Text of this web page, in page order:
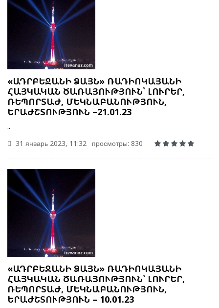
«ԱԴՐԲԵՋԱՆԻ ՁԱՅՆ» ՌԱԴԻՈԿԱՅԱՆԻ
ՀԱՅԿԱԿԱՆ ԾԱՌԱՅՈՒԹՅՈՒՆ՝ ԼՈՒՐԵՐ,
ՌԵՊՈՐՏԱԺ, ՄԵԿՆԱԲԱՆՈՒԹՅՈՒՆ,
ԵՐԱԺՇՏՈՒԹՅՈՒՆ –21.01.23
..
31 январь 2023, 11:32
просмотры: 830
«ԱԴՐԲԵՋԱՆԻ ՁԱՅՆ» ՌԱԴԻՈԿԱՅԱՆԻ
ՀԱՅԿԱԿԱՆ ԾԱՌԱՅՈՒԹՅՈՒՆ՝ ԼՈՒՐԵՐ,
ՌԵՊՈՐՏԱԺ, ՄԵԿՆԱԲԱՆՈՒԹՅՈՒՆ,
ԵՐԱԺՇՏՈՒԹՅՈՒՆ – 10.01.23